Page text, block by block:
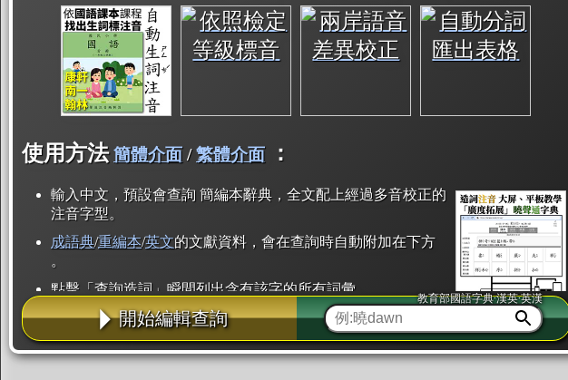
使用方法 簡體介面/繁體介面 ：
輸入中文，預設會查詢 簡編本辭典，全文配上經過多音校正的
注音字型。
成語典/重編本/英文的文獻資料，會在查詢時自動附加在下方
。
點擊「查詢造詞」瞬間列出含有該字的所有詞彙。
點「部首」瞬間列出所有「同部首字」。也支援查詢「同注音」或「同筆畫」。
辭典解釋的全文都經過自動斷詞，點擊便可瞬間「連續查詢」此字詞的解釋，不
用手動重複輸入。
開始編輯查詢
教育部國語字典·漢英·英漢